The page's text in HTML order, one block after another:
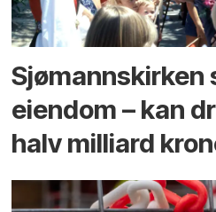
Sjømannskirken
eiendom – kan
halv milliard